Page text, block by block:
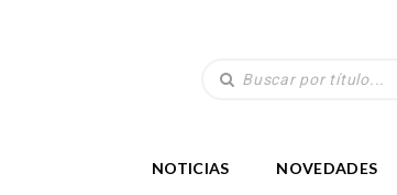
NOTICIAS NOVEDADES